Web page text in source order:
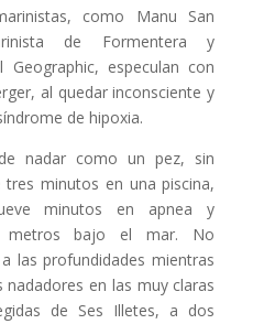
como Manu San
de Formentera y
especulan con
al quedar inconsciente y
de hipoxia.
nadar como un pez, sin
minutos en una piscina,
minutos en apnea y
metros bajo el mar. No
las profundidades mientras
en las muy claras
de Ses Illetes, a dos